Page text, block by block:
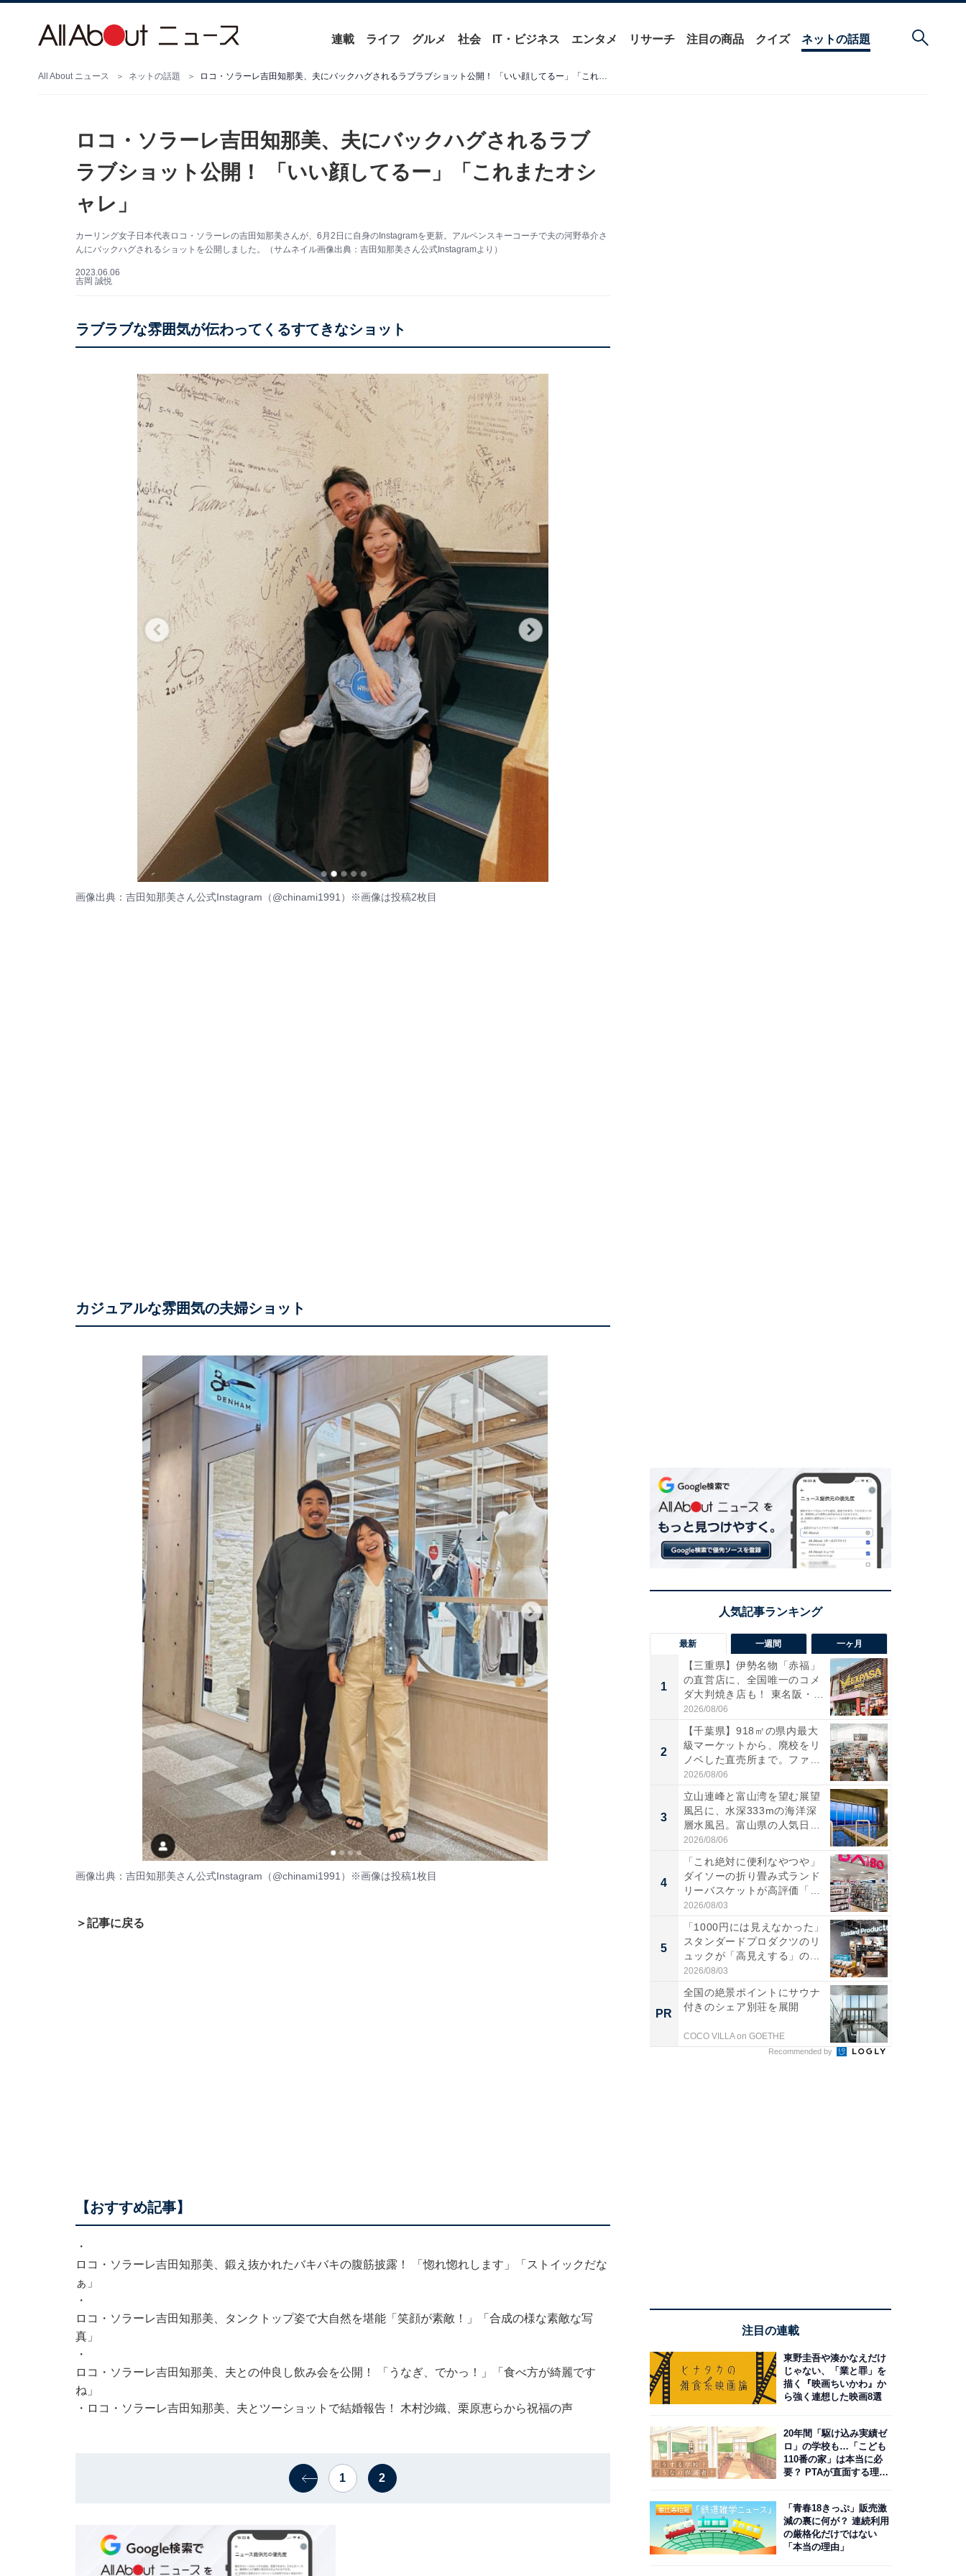
連載 ライフ グルメ 社会 IT・ビジネス エンタメ リサーチ 注目の商品 クイズ ネットの話題
All About ニュース ネットの話題 ロコ・ソラーレ吉田知那美、夫にバックハグされるラブラブショット公開！ 「いい顔してるー」「これまたオシャレ」
ロコ・ソラーレ吉田知那美、夫にバックハグされるラブ
ラブショット公開！ 「いい顔してるー」「これまたオシ
ャレ」
カーリング女子日本代表ロコ・ソラーレの吉田知那美さんが、6月2日に自身のInstagramを更新。アルペンスキーコーチで夫の河野恭介さ
んにバックハグされるショットを公開しました。（サムネイル画像出典：吉田知那美さん公式Instagramより）
2023.06.06
吉岡 誠悦
ラブラブな雰囲気が伝わってくるすてきなショット
画像出典： 吉田知那美さん公式Instagram（@chinami1991） ※画像は投稿2枚目
カジュアルな雰囲気の夫婦ショット
​​​画像出典： 吉田知那美さん公式Instagram（@chinami1991） ※画像は投稿1枚目
＞記事に戻る
【おすすめ記事】
・
ロコ・ソラーレ吉田知那美、鍛え抜かれたバキバキの腹筋披露！ 「惚れ惚れします」「ストイックだな
ぁ」
・
ロコ・ソラーレ吉田知那美、タンクトップ姿で大自然を堪能「笑顔が素敵！」「合成の様な素敵な写
真」
・
ロコ・ソラーレ吉田知那美、夫との仲良し飲み会を公開！ 「うなぎ、でかっ！」「食べ方が綺麗です
ね」
・ ロコ・ソラーレ吉田知那美、夫とツーショットで結婚報告！ 木村沙織、栗原恵らから祝福の声
1 2
最新 一週間 一ヶ月
1
【三重県】伊勢名物「赤福」
の直営店に、全国唯一のコメ
ダ大判焼き店も！ 東名阪・
伊...
2026/08/06
2
【千葉県】918㎡の県内最大
級マーケットから、廃校をリ
ノベした直売所まで。ファ
ー...
2026/08/06
3
立山連峰と富山湾を望む展望
風呂に、水深333mの海洋深
層水風呂。富山県の人気日
帰...
2026/08/06
4
「これ絶対に便利なやつや」
ダイソーの折り畳み式ランド
リーバスケットが高評価「使
わ...
2026/08/03
5
「1000円には見えなかった」
スタンダードプロダクツのリ
ュックが「高見えする」の...
2026/08/03
PR
全国の絶景ポイントにサウナ
付きのシェア別荘を展開
COCO VILLA on GOETHE
Recommended by
注目の連載
東野圭吾や湊かなえだけ
じゃない、「業と罪」を
描く『映画ちいかわ』か
ら強く連想した映画8選
20年間「駆け込み実績ゼ
ロ」の学校も…「こども
110番の家」は本当に必
要？ PTAが直面する理想
「青春18きっぷ」販売激
減の裏に何が？ 連続利用
の厳格化だけではない
「本当の理由」